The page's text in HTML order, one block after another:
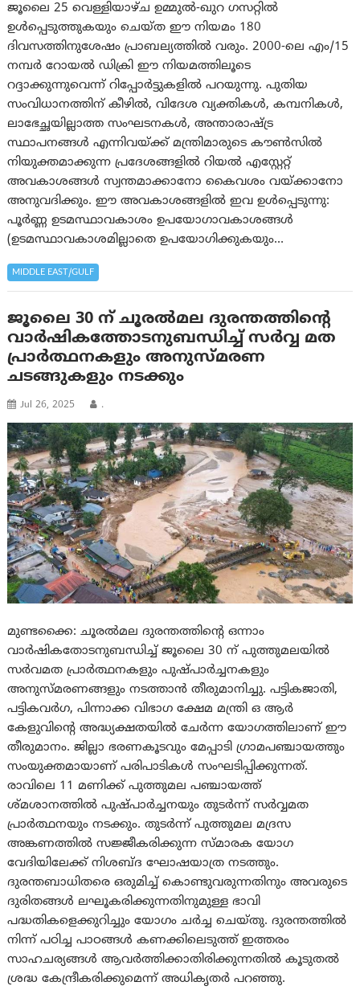
ജൂലൈ 25 വെള്ളിയാഴ്ച ഉമ്മുൽ-ഖുറ ഗസറ്റിൽ
ഉള്‍പ്പെടുത്തുകയും ചെയ്ത ഈ നിയമം 180
ദിവസത്തിനുശേഷം പ്രാബല്യത്തിൽ വരും. 2000-ലെ എം/15
നമ്പർ റോയൽ ഡിക്രി ഈ നിയമത്തിലൂടെ
റദ്ദാക്കുന്നുവെന്ന് റിപ്പോര്‍ട്ടുകളില്‍ പറയുന്നു. പുതിയ
സംവിധാനത്തിന് കീഴിൽ, വിദേശ വ്യക്തികൾ, കമ്പനികൾ,
ലാഭേച്ഛയില്ലാത്ത സംഘടനകൾ, അന്താരാഷ്ട്ര
സ്ഥാപനങ്ങൾ എന്നിവയ്ക്ക് മന്ത്രിമാരുടെ കൗൺസിൽ
നിയുക്തമാക്കുന്ന പ്രദേശങ്ങളിൽ റിയൽ എസ്റ്റേറ്റ്
അവകാശങ്ങൾ സ്വന്തമാക്കാനോ കൈവശം വയ്ക്കാനോ
അനുവദിക്കും. ഈ അവകാശങ്ങളിൽ ഇവ ഉൾപ്പെടുന്നു:
പൂർണ്ണ ഉടമസ്ഥാവകാശം ഉപയോഗാവകാശങ്ങൾ
(ഉടമസ്ഥാവകാശമില്ലാതെ ഉപയോഗിക്കുകയും…
MIDDLE EAST/GULF
ജൂലൈ 30 ന് ചൂരല്‍‌മല ദുരന്തത്തിന്റെ
വാര്‍ഷികത്തോടനുബന്ധിച്ച് സര്‍‌വ്വ മത
പ്രാര്‍ത്ഥനകളും അനുസ്മരണ
ചടങ്ങുകളും നടക്കും
Jul 26, 2025 .
മുണ്ടക്കൈ: ചൂരൽമല ദുരന്തത്തിന്റെ ഒന്നാം
വാര്‍ഷികതോടനുബന്ധിച്ച് ജൂലൈ 30 ന് പുത്തുമലയിൽ
സർവമത പ്രാർത്ഥനകളും പുഷ്പാർച്ചനകളും
അനുസ്മരണങ്ങളും നടത്താൻ തീരുമാനിച്ചു. പട്ടികജാതി,
പട്ടികവർഗ, പിന്നാക്ക വിഭാഗ ക്ഷേമ മന്ത്രി ഒ ആർ
കേളുവിന്റെ അദ്ധ്യക്ഷതയിൽ ചേർന്ന യോഗത്തിലാണ് ഈ
തീരുമാനം. ജില്ലാ ഭരണകൂടവും മേപ്പാടി ഗ്രാമപഞ്ചായത്തും
സംയുക്തമായാണ് പരിപാടികൾ സംഘടിപ്പിക്കുന്നത്.
രാവിലെ 11 മണിക്ക് പുത്തുമല പഞ്ചായത്ത്
ശ്മശാനത്തിൽ പുഷ്പാർച്ചനയും തുടർന്ന് സർവ്വമത
പ്രാർത്ഥനയും നടക്കും. തുടർന്ന് പുത്തുമല മദ്രസ
അങ്കണത്തിൽ സജ്ജീകരിക്കുന്ന സ്മാരക യോഗ
വേദിയിലേക്ക് നിശബ്ദ ഘോഷയാത്ര നടത്തും.
ദുരന്തബാധിതരെ ഒരുമിച്ച് കൊണ്ടുവരുന്നതിനും അവരുടെ
ദുരിതങ്ങൾ ലഘൂകരിക്കുന്നതിനുമുള്ള ഭാവി
പദ്ധതികളെക്കുറിച്ചും യോഗം ചർച്ച ചെയ്തു. ദുരന്തത്തിൽ
നിന്ന് പഠിച്ച പാഠങ്ങൾ കണക്കിലെടുത്ത് ഇത്തരം
സാഹചര്യങ്ങൾ ആവർത്തിക്കാതിരിക്കുന്നതിൽ കൂടുതൽ
ശ്രദ്ധ കേന്ദ്രീകരിക്കുമെന്ന് അധികൃതർ പറഞ്ഞു.